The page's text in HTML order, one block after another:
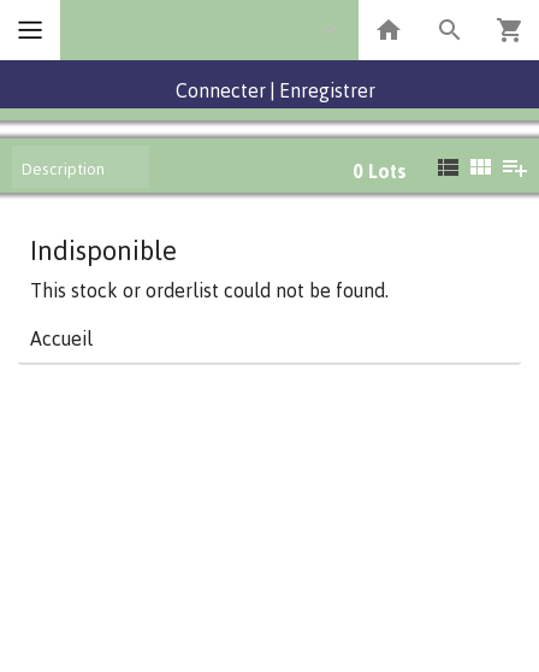
Connecter Enregistrer
Description 0 Lots
Indisponible
This stock or orderlist could not be found.
Accueil